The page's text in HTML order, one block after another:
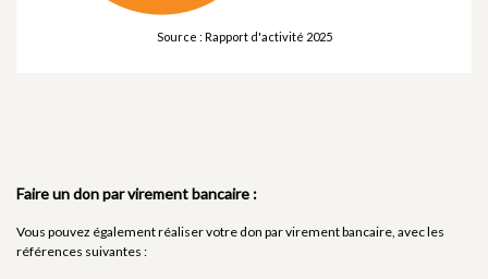
Source : Rapport d'activité 2025
Faire un don par virement bancaire :
Vous pouvez également réaliser votre don par virement bancaire, avec les
références suivantes :